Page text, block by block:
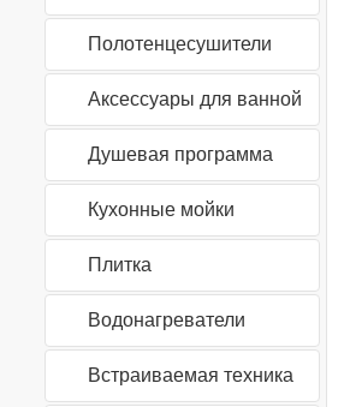
Полотенцесушители
Аксессуары для ванной
Душевая программа
Кухонные мойки
Плитка
Водонагреватели
Встраиваемая техника